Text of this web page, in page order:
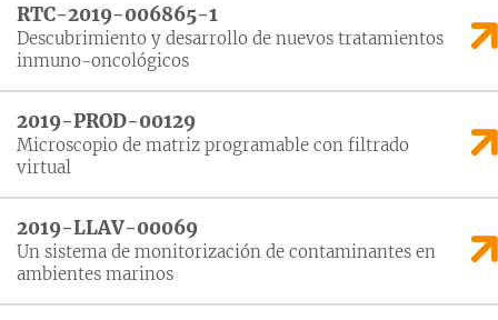
RTC-2019-006865-1
Descubrimiento y desarrollo de nuevos tratamientos
inmuno-oncológicos
2019-PROD-00129
Microscopio de matriz programable con filtrado
virtual
2019-LLAV-00069
Un sistema de monitorización de contaminantes en
ambientes marinos